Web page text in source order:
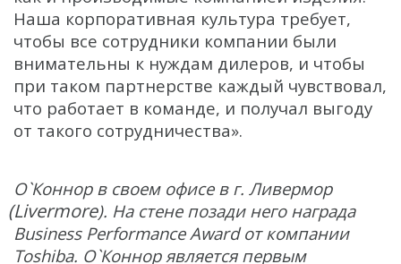
Наша корпоративная культура требует,
чтобы все сотрудники компании были
внимательны к нуждам дилеров, и чтобы
при таком партнерстве каждый чувствовал,
что работает в команде, и получал выгоду
от такого сотрудничества».
О`Коннор в своем офисе в г. Ливермор
(Livermore). На стене позади него награда
Business Performance Award от компании
Toshiba. О`Коннор является первым